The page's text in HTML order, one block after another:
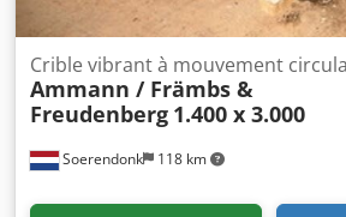
Soerendonk 118 km
Crible vibrant à mouvement
Ammann / Främbs &
Freudenberg 1.400 x 3.000